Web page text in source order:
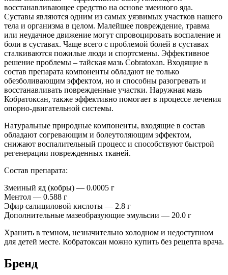
восстанавливающее средство на основе змеиного яда.
Суставы являются одним из самых уязвимых участков нашего
тела и организма в целом. Малейшее повреждение, травма
или неудачное движение могут спровоцировать воспаление и
боли в суставах. Чаще всего с проблемой болей в суставах
сталкиваются пожилые люди и спортсмены. Эффективное
решение проблемы – тайская мазь Cobratoxan. Входящие в
состав препарата компоненты обладают не только
обезболивающим эффектом, но и способны разогревать и
восстанавливать поврежденные участки. Наружная мазь
Кобратоксан, также эффективно помогает в процессе лечения
опорно-двигательной системы.
Натуральные природные компоненты, входящие в состав
обладают согревающим и болеутоляющим эффектом,
снижают воспалительный процесс и способствуют быстрой
регенерации поврежденных тканей.
Состав препарата:
Змеиный яд (кобры) — 0.0005 г
Ментол — 0.588 г
Эфир салициловой кислоты — 2.8 г
Дополнительные мазеобразующие эмульсии — 20.0 г
Хранить в темном, незначительно холодном и недоступном
для детей месте. Кобратоксан можно купить без рецепта врача.
Бренд